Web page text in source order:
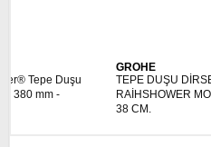
TEPE DUŞU DİRSEĞİ
RAİHSHOWER MODERN KROM